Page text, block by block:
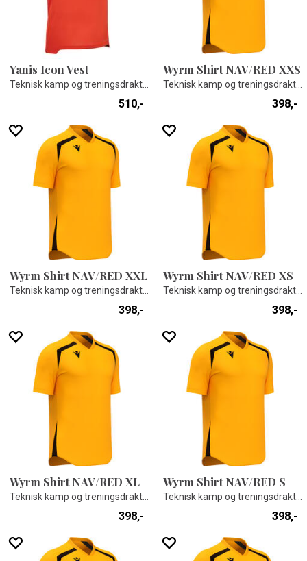
Yanis Icon Vest
510,-
Wyrm Shirt NAV/RED XXS
398,-
Wyrm Shirt NAV/RED XXL
398,-
Wyrm Shirt NAV/RED XS
398,-
Wyrm Shirt NAV/RED XL
398,-
Wyrm Shirt NAV/RED S
398,-